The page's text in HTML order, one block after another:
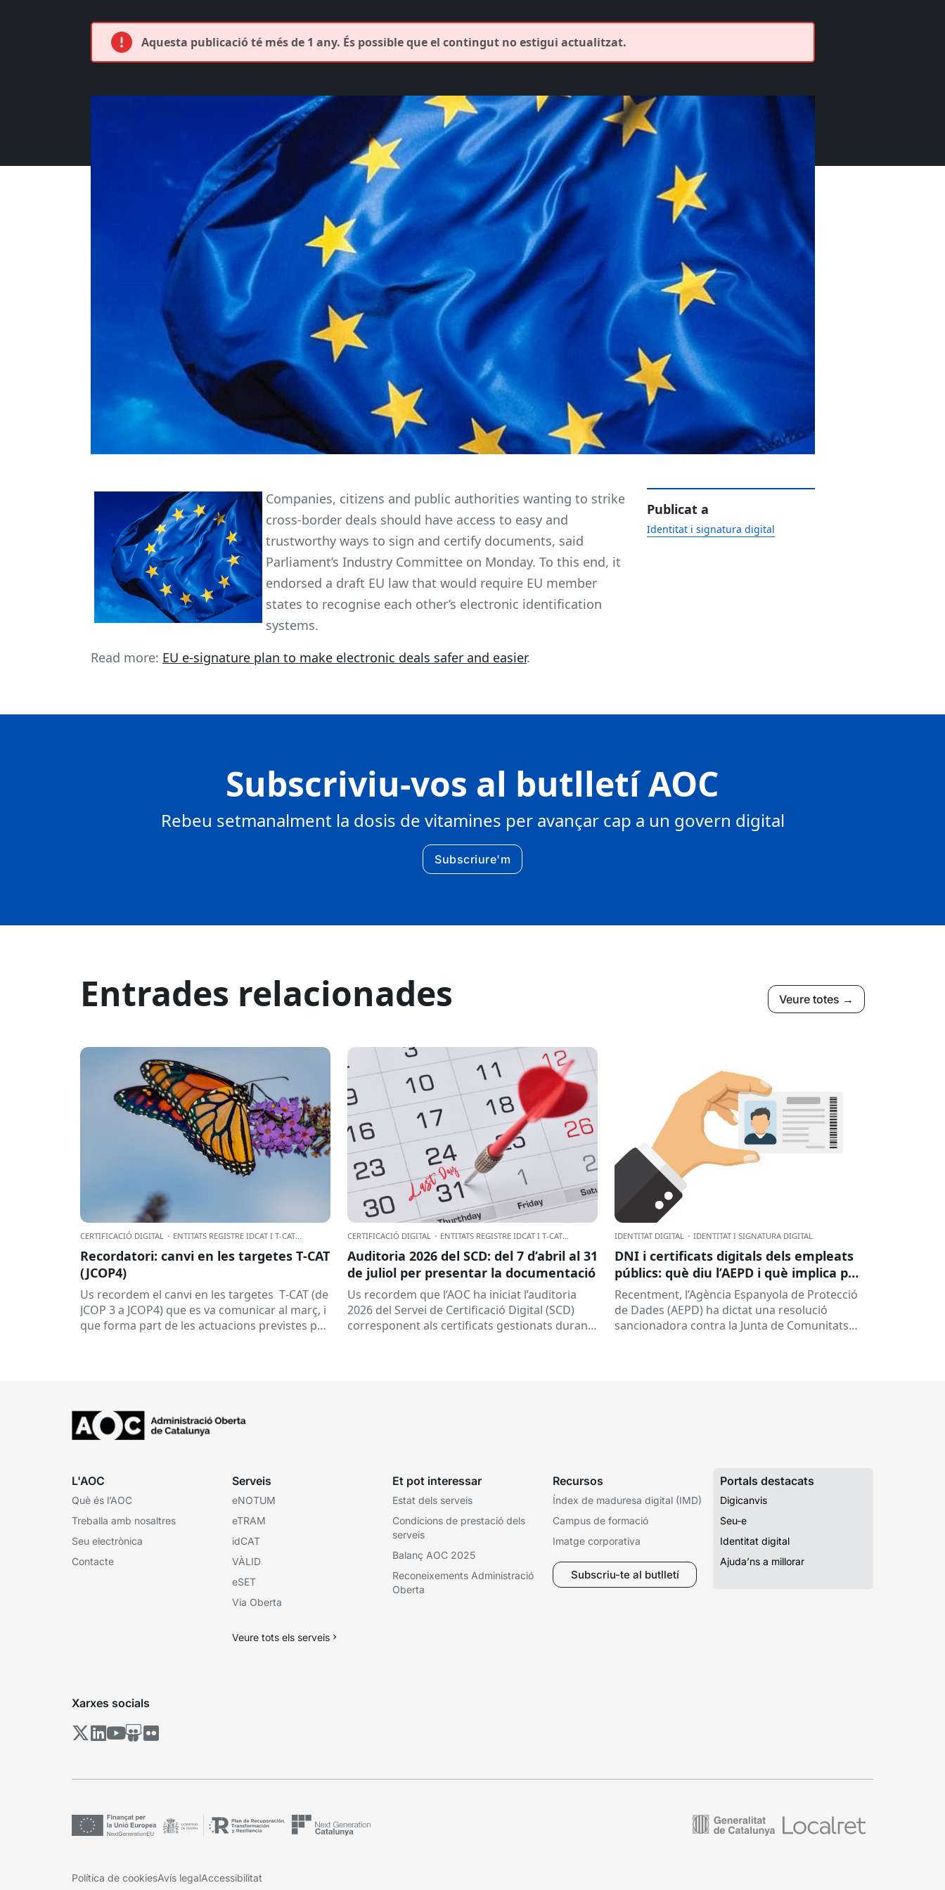
Aquesta publicació té més de 1 any. És possible que el contingut no estigui actualitzat.
Companies, citizens and public authorities wanting to strike
cross-border deals should have access to easy and
trustworthy ways to sign and certify documents, said
Parliament’s Industry Committee on Monday. To this end, it
endorsed a draft EU law that would require EU member
states to recognise each other’s electronic identification
systems.
Read more: EU e-signature plan to make electronic deals safer and easier.
Publicat a
Identitat i signatura digital
Subscriviu-vos al butlletí AOC
Rebeu setmanalment la dosis de vitamines per avançar cap a un govern digital
Subscriure'm
Entrades relacionades Veure totes →
CERTIFICACIÓ DIGITAL · ENTITATS REGISTRE IDCAT I T-CAT
Recordatori: canvi en les targetes T‑CAT
(JCOP4)
Us recordem el canvi en les targetes T‑CAT (de
JCOP 3 a JCOP4) que es va comunicar al març, i
que forma part de les actuacions previstes per
CERTIFICACIÓ DIGITAL · ENTITATS REGISTRE IDCAT I T-CAT
Auditoria 2026 del SCD: del 7 d’abril al 31
de juliol per presentar la documentació
Us recordem que l’AOC ha iniciat l’auditoria
2026 del Servei de Certificació Digital (SCD)
corresponent als certificats gestionats durant
IDENTITAT DIGITAL · IDENTITAT I SIGNATURA DIGITAL
DNI i certificats digitals dels empleats
públics: què diu l’AEPD i què implica per
a les administracions?
Recentment, l’Agència Espanyola de Protecció
de Dades (AEPD) ha dictat una resolució
sancionadora contra la Junta de Comunitats
L'AOC
Què és l’AOC
Treballa amb nosaltres
Seu electrònica
Contacte
Serveis
eNOTUM
eTRAM
idCAT
VÀLID
eSET
Via Oberta
Veure tots els serveis
Et pot interessar
Estat dels serveis
Condicions de prestació dels
serveis
Balanç AOC 2025
Reconeixements Administració
Oberta
Recursos
Índex de maduresa digital (IMD)
Campus de formació
Imatge corporativa
Subscriu-te al butlletí
Portals destacats
Digicanvis
Seu-e
Identitat digital
Ajuda’ns a millorar
Xarxes socials
Política de cookiesAvís legalAccessibilitat